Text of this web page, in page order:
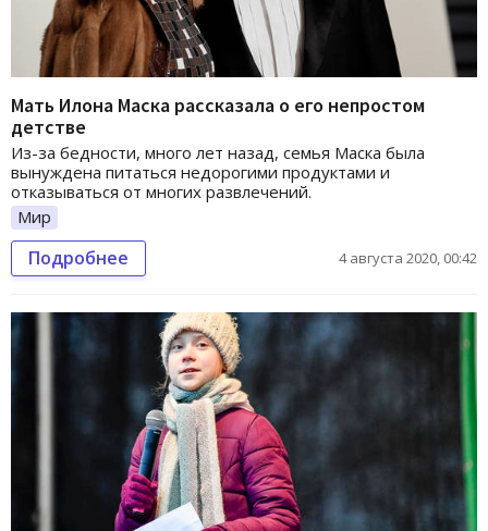
Мать Илона Маска рассказала о его непростом
детстве
Из-за бедности, много лет назад, семья Маска была
вынуждена питаться недорогими продуктами и
отказываться от многих развлечений.
Мир
Подробнее 4 августа 2020, 00:42